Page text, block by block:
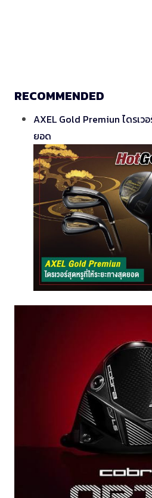
RECOMMENDED
AXEL Gold Premiun ไดรเว
ยอด